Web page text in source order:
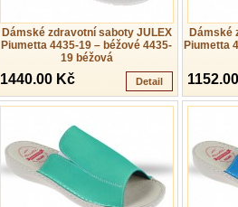
Dámské zdravotní saboty JULEX
Piumetta 4435-19 – béžové 4435-
19 béžová
1440.00 Kč Detail
Dámské
Piumetta